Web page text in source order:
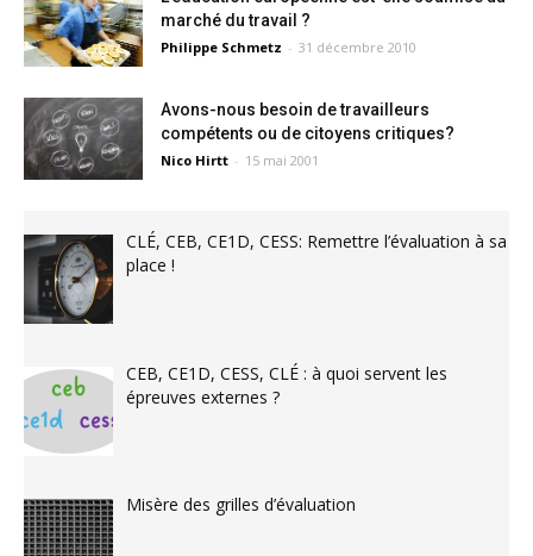
school
marché du travail ?
Philippe Schmetz - 31 décembre 2010
Avons-nous besoin de travailleurs
compétents ou de citoyens critiques?
Nico Hirtt - 15 mai 2001
CLÉ, CEB, CE1D, CESS: Remettre l’évaluation à sa
place !
CEB, CE1D, CESS, CLÉ : à quoi servent les
épreuves externes ?
Misère des grilles d’évaluation